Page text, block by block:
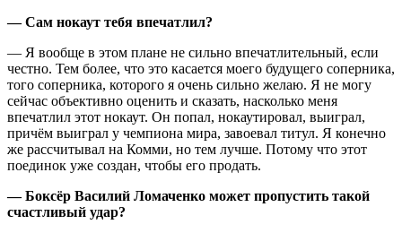
— Сам нокаут тебя впечатлил?
— Я вообще в этом плане не сильно впечатлительный, если
честно. Тем более, что это касается моего будущего соперника,
того соперника, которого я очень сильно желаю. Я не могу
сейчас объективно оценить и сказать, насколько меня
впечатлил этот нокаут. Он попал, нокаутировал, выиграл,
причём выиграл у чемпиона мира, завоевал титул. Я конечно
же рассчитывал на Комми, но тем лучше. Потому что этот
поединок уже создан, чтобы его продать.
— Боксёр Василий Ломаченко может пропустить такой
счастливый удар?